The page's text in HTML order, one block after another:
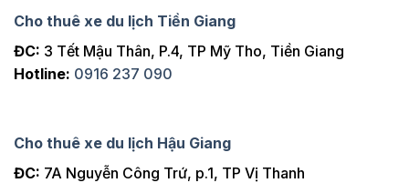
Cho thuê xe du lịch Tiền Giang
ĐC: 3 Tết Mậu Thân, P.4, TP Mỹ Tho, Tiền Giang
Hotline: 0916 237 090
Cho thuê xe du lịch Hậu Giang
ĐC: 7A Nguyễn Công Trứ, p.1, TP Vị Thanh